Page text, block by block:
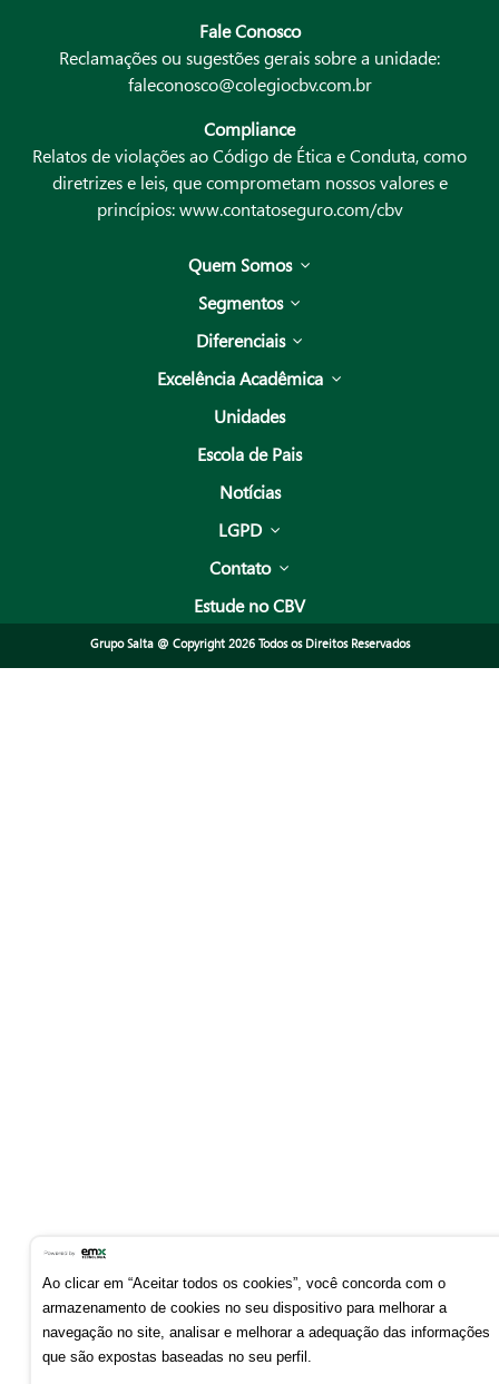
Fale Conosco
Reclamações ou sugestões gerais sobre a unidade:
faleconosco@colegiocbv.com.br
Compliance
Relatos de violações ao Código de Ética e Conduta, como
diretrizes e leis, que comprometam nossos valores e
princípios:www.contatoseguro.com/cbv
Quem Somos
Segmentos
Diferenciais
Excelência Acadêmica
Unidades
Escola de Pais
Notícias
LGPD
Contato
Estude no CBV
Grupo Salta @ Copyright 2026 Todos os Direitos Reservados
Ao clicar em “Aceitar todos os cookies”, você concorda com o
armazenamento de cookies no seu dispositivo para melhorar a
navegação no site, analisar e melhorar a adequação das informações
que são expostas baseadas no seu perfil.